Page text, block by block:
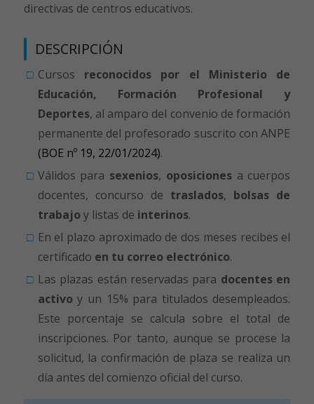
directivas de centros educativos.
DESCRIPCIÓN
Cursos reconocidos por el Ministerio de
Educación, Formación Profesional y
Deportes, al amparo del convenio de formación
permanente del profesorado suscrito con ANPE
(BOE nº 19, 22/01/2024).
Válidos para sexenios, oposicionesa cuerpos
docentes, concurso de traslados, bolsas de
trabajoy listas de interinos.
En el plazo aproximado de dos meses recibes el
certificado en tu correo electrónico.
Las plazas están reservadas para docentes en
activoy un 15% para titulados desempleados.
Este porcentaje se calcula sobre el total de
inscripciones. Por tanto, aunque se procese la
solicitud, la confirmación de plaza se realiza un
día antes del comienzo oficial del curso.